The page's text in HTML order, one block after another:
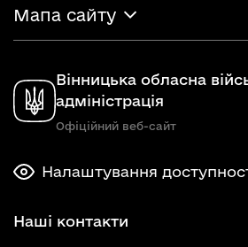
Мапа сайту
Вінницька обласна
адміністрація
Офіційний веб-сайт
Налаштування
Наші контакти